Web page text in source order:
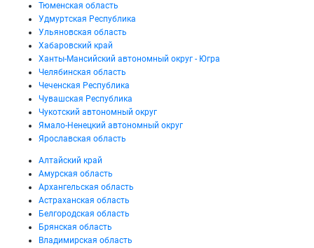
Тюменская область
Удмуртская Республика
Ульяновская область
Хабаровский край
Ханты-Мансийский автономный округ - Югра
Челябинская область
Чеченская Республика
Чувашская Республика
Чукотский автономный округ
Ямало-Ненецкий автономный округ
Ярославская область
Алтайский край
Амурская область
Архангельская область
Астраханская область
Белгородская область
Брянская область
Владимирская область